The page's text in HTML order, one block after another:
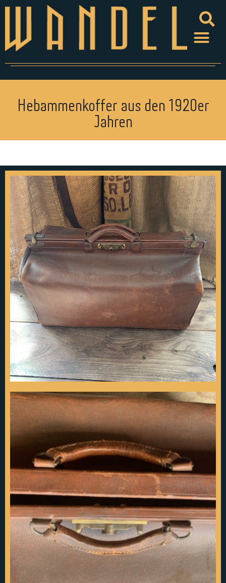
Hebammenkoffer aus den 1920er
Jahren